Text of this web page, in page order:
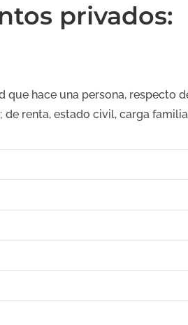
privados:
hace una persona, respecto
renta, estado civil, carga